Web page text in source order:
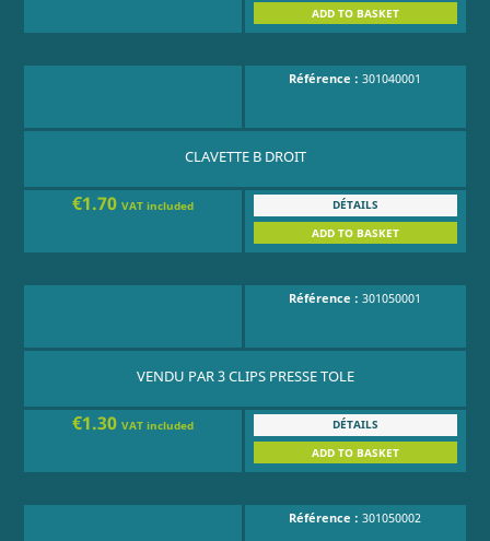
ADD TO BASKET
Référence :301040001
CLAVETTE B DROIT
€1.70VAT included
DÉTAILS
ADD TO BASKET
Référence :301050001
VENDU PAR 3 CLIPS PRESSE TOLE
€1.30VAT included
DÉTAILS
ADD TO BASKET
Référence :301050002